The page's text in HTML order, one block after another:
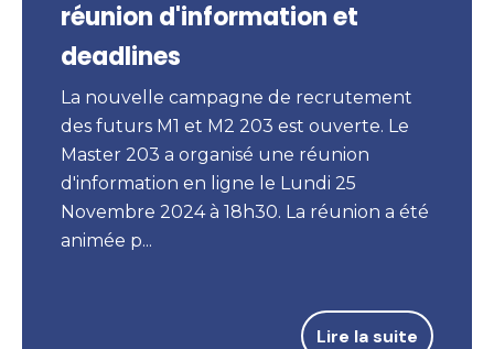
réunion d'information et
deadlines
La nouvelle campagne de recrutement
des futurs M1 et M2 203 est ouverte. Le
Master 203 a organisé une réunion
d'information en ligne le Lundi 25
Novembre 2024 à 18h30. La réunion a été
animée p...
Lire la suite